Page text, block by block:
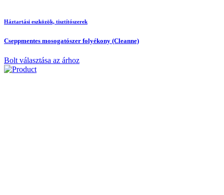
Háztartási eszközök, tisztítószerek
Cseppmentes mosogatószer folyékony (Cleanne)
Bolt választása az árhoz